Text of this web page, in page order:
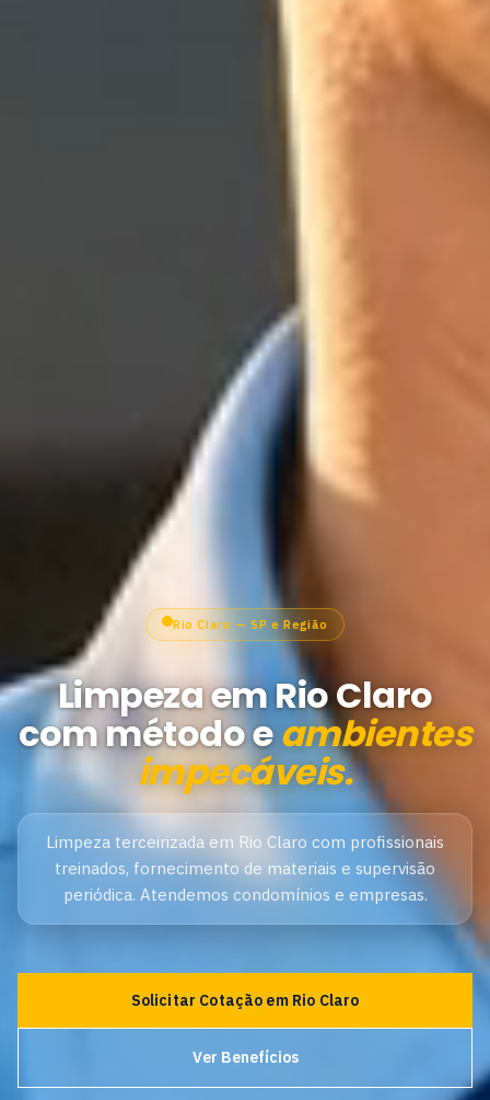
Rio Claro — SP e Região
Limpeza em Rio Claro
com método eambientes
impecáveis.
Limpeza terceirizada em Rio Claro com profissionais
treinados, fornecimento de materiais e supervisão
periódica. Atendemos condomínios e empresas.
Solicitar Cotação em Rio Claro
Ver Benefícios